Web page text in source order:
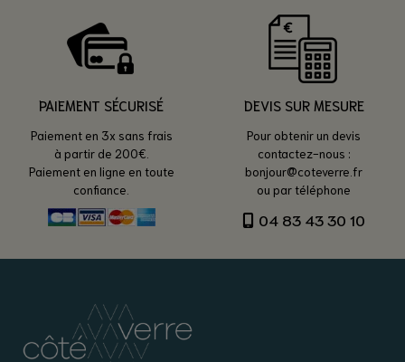
PAIEMENT SÉCURISÉ
Paiement en 3x sans frais
à partir de 200€.
Paiement en ligne en toute
confiance.
DEVIS SUR MESURE
Pour obtenir un devis
contactez-nous :
bonjour@coteverre.fr
ou par téléphone
04 83 43 30 10